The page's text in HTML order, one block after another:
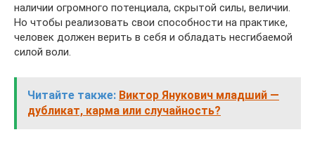
наличии огромного потенциала, скрытой силы, величии.
Но чтобы реализовать свои способности на практике,
человек должен верить в себя и обладать несгибаемой
силой воли.
Читайте также: Виктор Янукович младший —
дубликат, карма или случайность?